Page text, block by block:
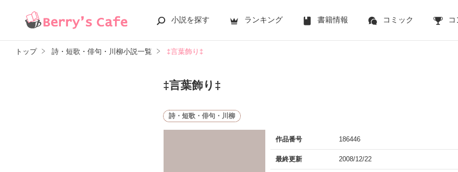
小説を探す ランキング 書籍情報 コミック
トップ 詩・短歌・俳句・川柳小説一覧 ‡言葉飾り‡
‡言葉飾り‡
詩・短歌・俳句・川柳
作品番号 186446
最終更新 2008/12/22